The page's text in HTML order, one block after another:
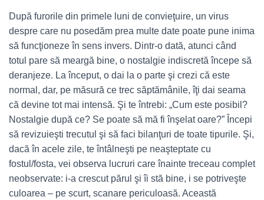
După furorile din primele luni de convieţuire, un virus
despre care nu posedăm prea multe date poate pune inima
să funcţioneze în sens invers. Dintr-o dată, atunci când
totul pare să meargă bine, o nostalgie indiscretă începe să
deranjeze. La început, o dai la o parte şi crezi că este
normal, dar, pe măsură ce trec săptămânile, îţi dai seama
că devine tot mai intensă. Şi te întrebi: „Cum este posibil?
Nostalgie după ce? Se poate să mă fi înşelat oare?” Începi
să revizuieşti trecutul şi să faci bilanţuri de toate tipurile. Şi,
dacă în acele zile, te întâlneşti pe neaşteptate cu
fostul/fosta, vei observa lucruri care înainte treceau complet
neobservate: i-a crescut părul şi îi stă bine, i se potriveşte
culoarea – pe scurt, scanare periculoasă. Această